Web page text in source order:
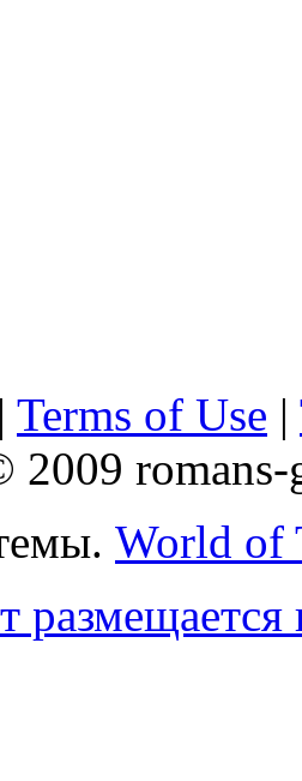
| Terms of Use |
World of
размещается